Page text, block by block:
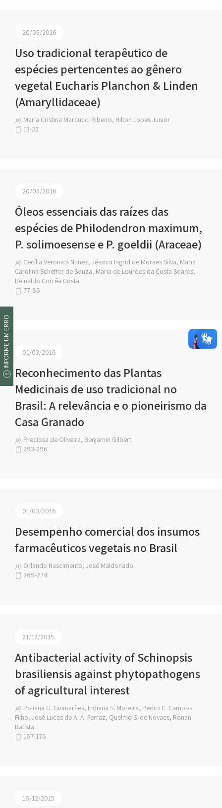
20/05/2016
Uso tradicional terapêutico de
espécies pertencentes ao gênero
vegetal Eucharis Planchon & Linden
(Amaryllidaceae)
Maria Cristina Marcucci Ribeiro, Hilton Lopes Junior
13-22
20/05/2016
Óleos essenciais das raízes das
espécies de Philodendron maximum,
P. solimoesense e P. goeldii (Araceae)
Cecília Veronica Nunez, Jéssica Ingrid de Moraes Silva, Maria
Carolina Scheffer de Souza, Maria de Lourdes da Costa Soares,
Reinaldo Corrêa Costa
77-86
01/03/2016
Reconhecimento das Plantas
Medicinais de uso tradicional no
Brasil: A relevância e o pioneirismo da
Casa Granado
Preciosa de Oliveira, Benjamin Gilbert
293-296
01/03/2016
Desempenho comercial dos insumos
farmacêuticos vegetais no Brasil
Orlando Nascimento, José Maldonado
269-274
21/12/2015
Antibacterial activity of Schinopsis
brasiliensis against phytopathogens
of agricultural interest
Poliana G. Guimarães, Indiana S. Moreira, Pedro C. Campos
Filho, José Lucas de A. A. Ferraz, Quelmo S. de Novaes, Ronan
Batista
167-176
16/12/2015
INFORME UM ERRO